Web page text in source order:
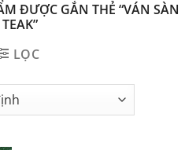
ĐƯỢC GẮN THẺ “VÁN SÀN
TEAK”
LỌC